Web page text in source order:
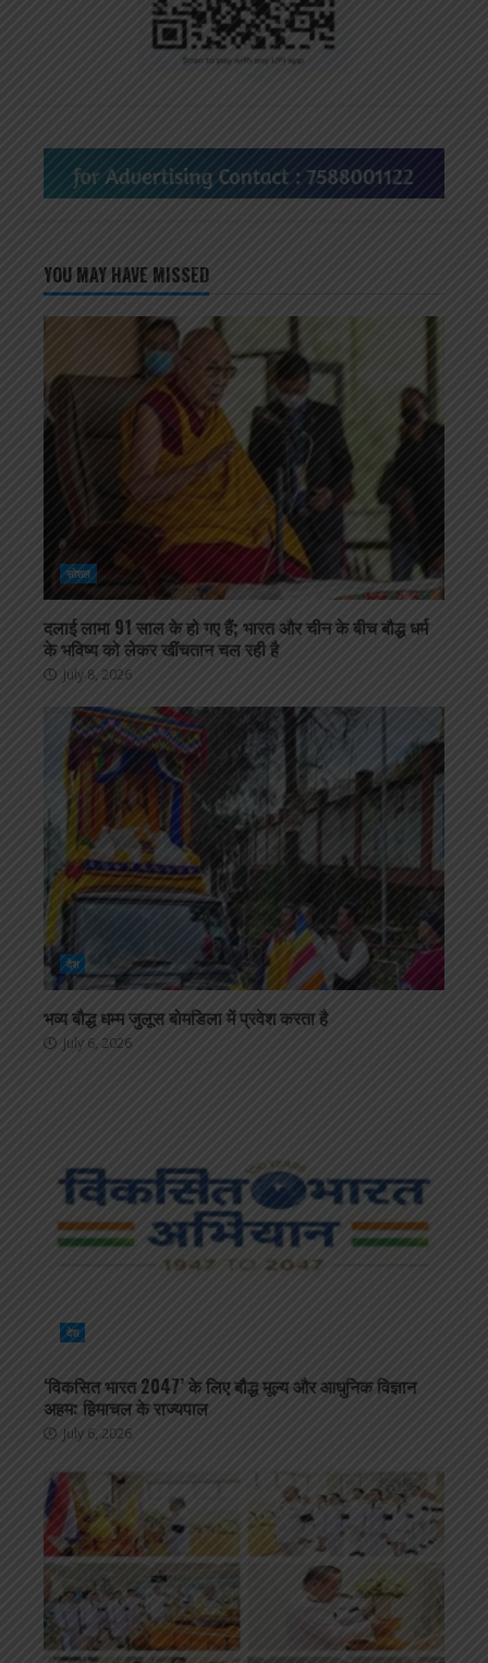
YOU MAY HAVE MISSED
सोशल
दलाई लामा 91 साल के हो गए हैं; भारत और चीन के बीच बौद्ध धर्म
के भविष्य को लेकर खींचतान चल रही है
July 8, 2026
देश
भव्य बौद्ध धम्म जुलूस बोमडिला में प्रवेश करता है
July 6, 2026
देश
‘विकसित भारत 2047’ के लिए बौद्ध मूल्य और आधुनिक विज्ञान
अहम: हिमाचल के राज्यपाल
July 6, 2026